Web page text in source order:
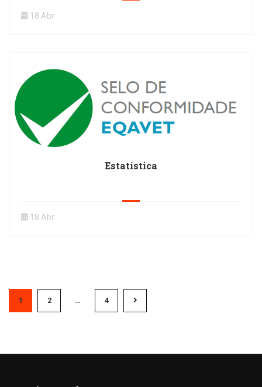
18 Abr
Estatística
18 Abr
1 2 … 4